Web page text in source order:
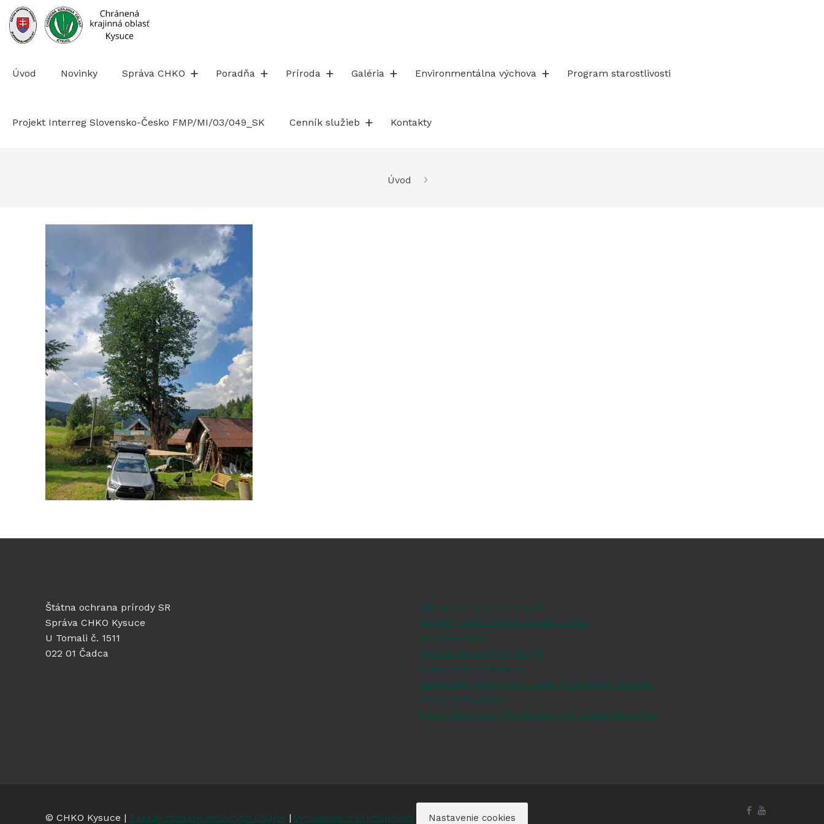
Prejsť
na
obsah
Úvod Novinky Správa CHKO Poradňa Príroda Galéria Environmentálna výchova Program starostlivosti
Projekt Interreg Slovensko-Česko FMP/MI/03/049_SK Cenník služieb Kontakty
Úvod
Štátna ochrana prírody SR
Správa CHKO Kysuce
U Tomali č. 1511
022 01 Čadca
Štátna ochrana prírody SR
Register ponúkaného majetku štátu
NATURA 2000
Správa slovenských jaskýň
Hnutí DUHA Olomouc
Záchranná stanica pre zranené živočíchy Zázrivá
Zranené živočíchy
Mapa veľkoplošných chránených území Slovenska
© CHKO Kysuce | Zásady ochrany osobných údajov | Vyhlásenie o prístupnosti Nastavenie cookies